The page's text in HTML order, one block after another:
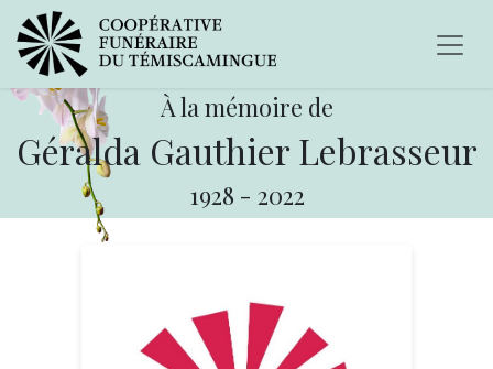
À la mémoire de
Géralda Gauthier Lebrasseur
1928 - 2022